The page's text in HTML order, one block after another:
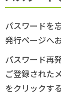
パスワードを
発行ページへ
パスワード再
ご登録された
をクリックす